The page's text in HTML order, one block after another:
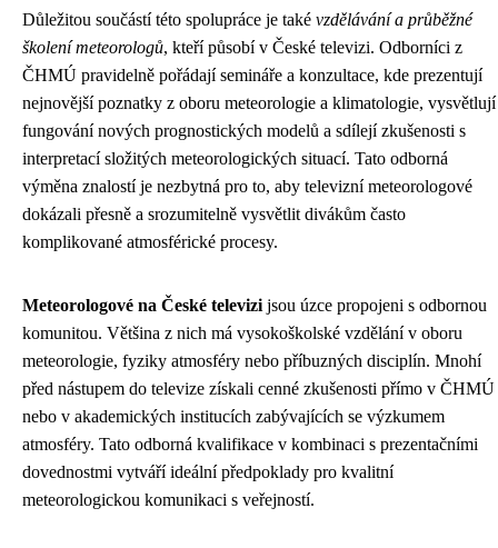
Důležitou součástí této spolupráce je také vzdělávání a průběžné
školení meteorologů, kteří působí v České televizi. Odborníci z
ČHMÚ pravidelně pořádají semináře a konzultace, kde prezentují
nejnovější poznatky z oboru meteorologie a klimatologie, vysvětlují
fungování nových prognostických modelů a sdílejí zkušenosti s
interpretací složitých meteorologických situací. Tato odborná
výměna znalostí je nezbytná pro to, aby televizní meteorologové
dokázali přesně a srozumitelně vysvětlit divákům často
komplikované atmosférické procesy.
Meteorologové na České televizi jsou úzce propojeni s odbornou
komunitou. Většina z nich má vysokoškolské vzdělání v oboru
meteorologie, fyziky atmosféry nebo příbuzných disciplín. Mnohí
před nástupem do televize získali cenné zkušenosti přímo v ČHMÚ
nebo v akademických institucích zabývajících se výzkumem
atmosféry. Tato odborná kvalifikace v kombinaci s prezentačními
dovednostmi vytváří ideální předpoklady pro kvalitní
meteorologickou komunikaci s veřejností.